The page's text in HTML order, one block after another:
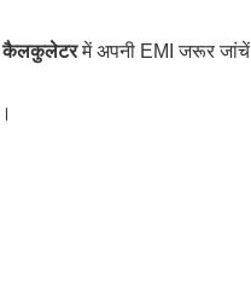
कैलकुलेटरमें अपनी EMI जरूर जांचें